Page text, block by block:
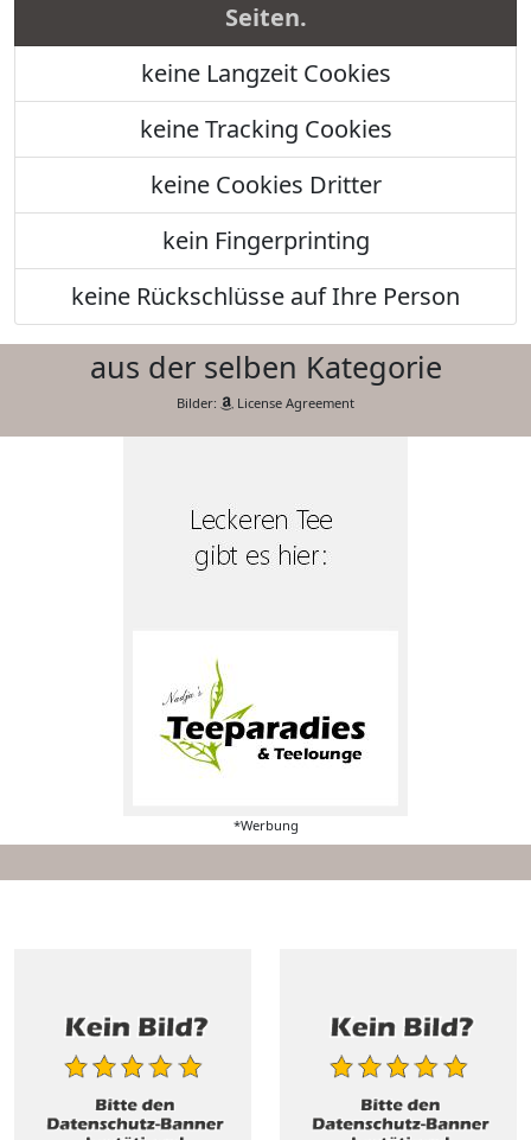
Seiten.
keine Langzeit Cookies
keine Tracking Cookies
keine Cookies Dritter
kein Fingerprinting
keine Rückschlüsse auf Ihre Person
aus der selben Kategorie
Bilder: License Agreement
*Werbung